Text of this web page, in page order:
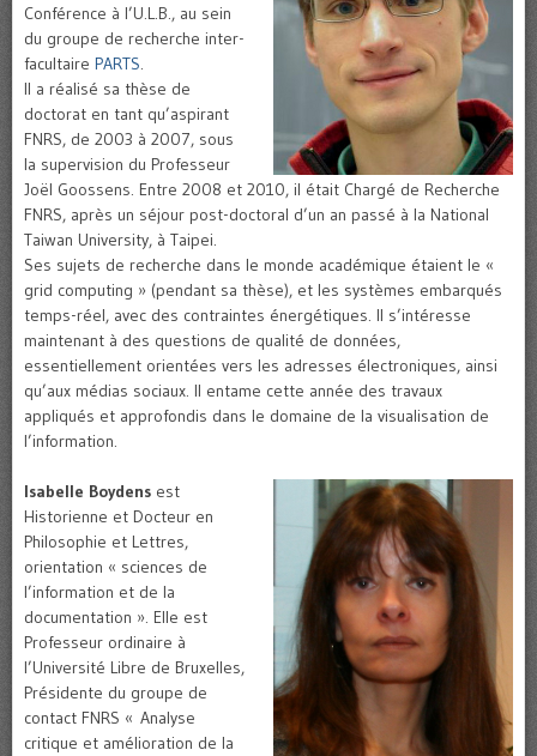
Conférence à l’U.L.B., au sein
du groupe de recherche inter-
facultaire PARTS.
Il a réalisé sa thèse de
doctorat en tant qu’aspirant
FNRS, de 2003 à 2007, sous
la supervision du Professeur
Joël Goossens. Entre 2008 et 2010, il était Chargé de Recherche
FNRS, après un séjour post-doctoral d’un an passé à la National
Taiwan University, à Taipei.
Ses sujets de recherche dans le monde académique étaient le «
grid computing » (pendant sa thèse), et les systèmes embarqués
temps-réel, avec des contraintes énergétiques. Il s’intéresse
maintenant à des questions de qualité de données,
essentiellement orientées vers les adresses électroniques, ainsi
qu’aux médias sociaux. Il entame cette année des travaux
appliqués et approfondis dans le domaine de la visualisation de
l’information.
Isabelle Boydens est
Historienne et Docteur en
Philosophie et Lettres,
orientation « sciences de
l’information et de la
documentation ». Elle est
Professeur ordinaire à
l’Université Libre de Bruxelles,
Présidente du groupe de
contact FNRS « Analyse
critique et amélioration de la